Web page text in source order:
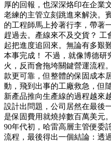
厚的回報，也深深烙印在企業
老練的主管立刻跳進來解決。
的工程師馬上拎著行李，帶著
趕過去。產線來不及交貨？ 工
起把進度追回來。無論有多艱
本事完成！ 不過，就像博德研
火，反而會拖垮關鍵營運流程
款更可靠，但整體的保固成本
動，飛到出事的工廠救急，但
新產品推向生產線的過程越來
設計出問題，公司居然在最後
是保固費用就燒掉數百萬美元
90年代初，哈雷高層主管便委
流程，最後得出一個結論：透